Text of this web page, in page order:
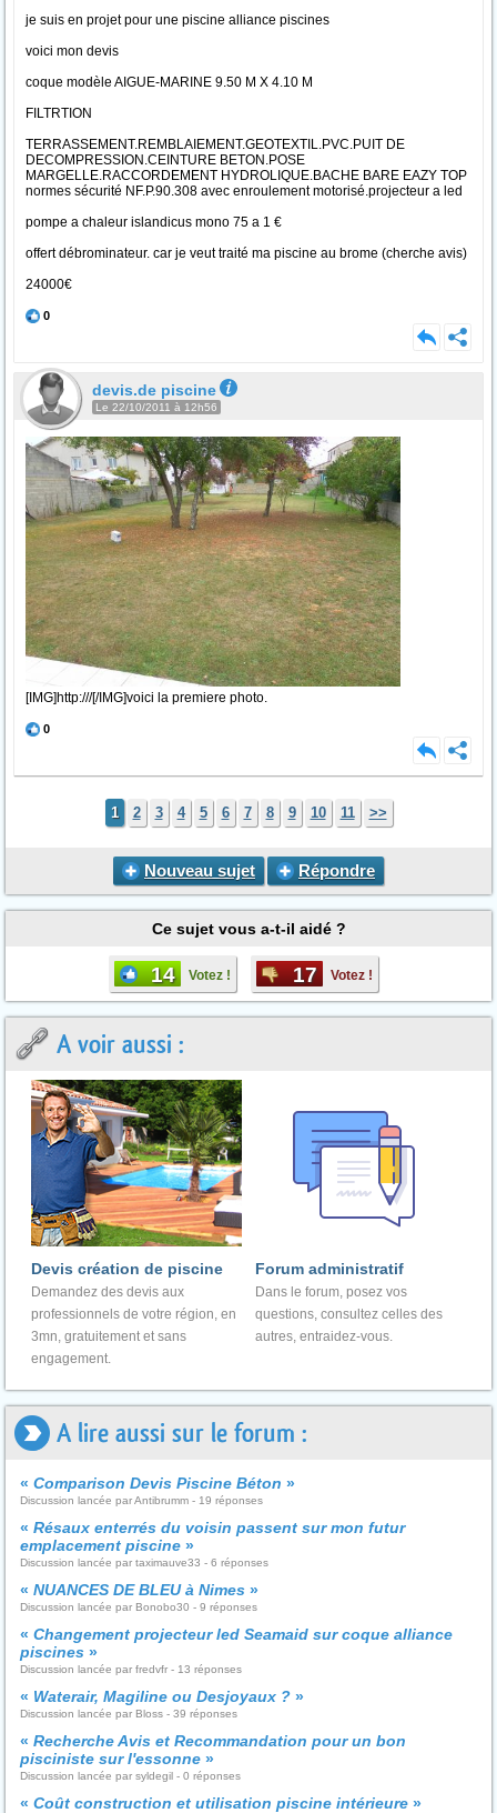
je suis en projet pour une piscine alliance piscines
voici mon devis
coque modèle AIGUE-MARINE 9.50 M X 4.10 M
FILTRTION
TERRASSEMENT.REMBLAIEMENT.GEOTEXTIL.PVC.PUIT DE
DECOMPRESSION.CEINTURE BETON.POSE
MARGELLE.RACCORDEMENT HYDROLIQUE.BACHE BARE EAZY TOP
normes sécurité NF.P.90.308 avec enroulement motorisé.projecteur a led
pompe a chaleur islandicus mono 75 a 1 €
offert débrominateur. car je veut traité ma piscine au brome (cherche avis)
24000€
0
devis.de piscine
Le 22/10/2011 à 12h56
[IMG]http:///[/IMG]voici la premiere photo.
0
1 2 3 4 5 6 7 8 9 10 11 >>
Nouveau sujet Répondre
Ce sujet vous a-t-il aidé ?
14 Votez ! 17 Votez !
A voir aussi :
Devis création de piscine
Demandez des devis aux
professionnels de votre région, en
3mn, gratuitement et sans
engagement.
Forum administratif
Dans le forum, posez vos
questions, consultez celles des
autres, entraidez-vous.
A lire aussi sur le forum :
« Comparison Devis Piscine Béton »
Discussion lancée par Antibrumm - 19 réponses
« Résaux enterrés du voisin passent sur mon futur
emplacement piscine »
Discussion lancée par taximauve33 - 6 réponses
« NUANCES DE BLEU à Nimes »
Discussion lancée par Bonobo30 - 9 réponses
« Changement projecteur led Seamaid sur coque alliance
piscines »
Discussion lancée par fredvfr - 13 réponses
« Waterair, Magiline ou Desjoyaux ? »
Discussion lancée par Bloss - 39 réponses
« Recherche Avis et Recommandation pour un bon
pisciniste sur l'essonne »
Discussion lancée par syldegil - 0 réponses
« Coût construction et utilisation piscine intérieure »